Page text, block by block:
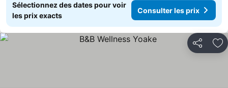
Sélectionnez des dates pour voir
les prix exacts
Consulter les prix
Partager